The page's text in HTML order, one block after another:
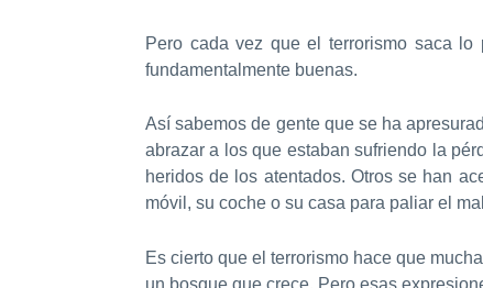
Pero cada vez que el terrorismo saca
fundamentalmente buenas.
Así sabemos de gente que se ha
abrazar a los que estaban sufriendo la
heridos de los atentados. Otros se han
móvil, su coche o su casa para paliar el
Es cierto que el terrorismo hace que
un bosque que crece. Pero esas